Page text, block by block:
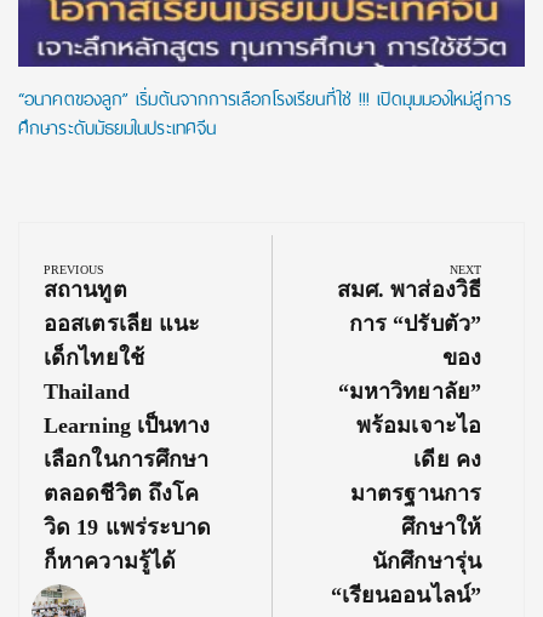
“อนาคตของลูก” เริ่มต้นจากการเลือกโรงเรียนที่ใช่ !!! เปิดมุมมองใหม่สู่การ
ศึกษาระดับมัธยมในประเทศจีน
navigation
PREVIOUS
Previous
Post:
สถานทูต
ออสเตรเลีย แนะ
เด็กไทยใช้
Thailand
Learning เป็นทาง
เลือกในการศึกษา
ตลอดชีวิต ถึงโค
วิด 19 แพร่ระบาด
ก็หาความรู้ได้
NEXT
Next
Post:
สมศ. พาส่องวิธี
การ “ปรับตัว”
ของ
“มหาวิทยาลัย”
พร้อมเจาะไอ
เดีย คง
มาตรฐานการ
ศึกษาให้
นักศึกษารุ่น
“เรียนออนไลน์”